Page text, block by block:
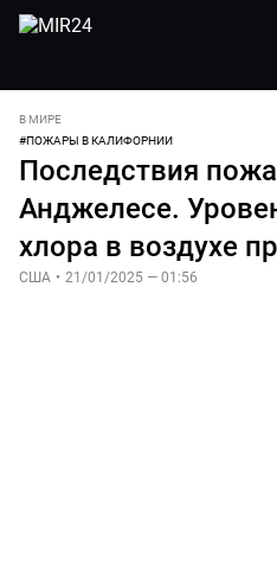
В МИРЕ
#ПОЖАРЫ В КАЛИФОРНИИ
Последствия
Анджелесе.
хлора в воздухе
США • 21/01/2025 — 01:56